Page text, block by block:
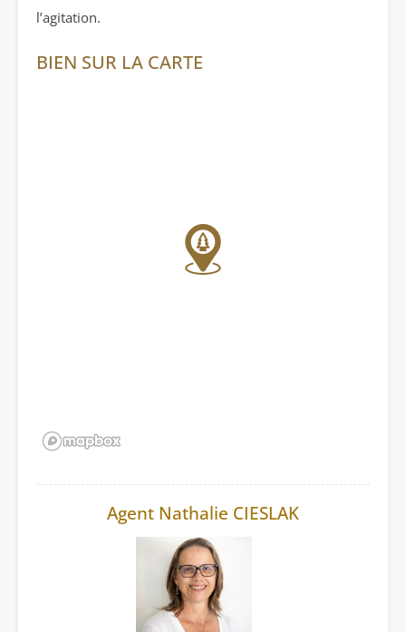
l’agitation.
BIEN SUR LA CARTE
Agent Nathalie CIESLAK